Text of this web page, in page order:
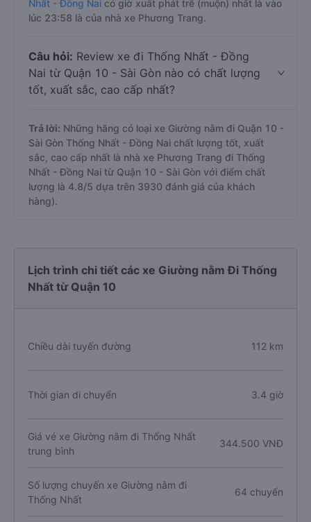
Nhất - Đồng Nai có giờ xuất phát trễ (muộn) nhất là vào
lúc 23:58 là của nhà xe Phương Trang.
Câu hỏi: Review xe đi Thống Nhất - Đồng
Nai từ Quận 10 - Sài Gòn nào có chất lượng
tốt, xuất sắc, cao cấp nhất?
Trả lời: Những hãng có loại xe Giường nằm đi Quận 10 -
Sài Gòn Thống Nhất - Đồng Nai chất lượng tốt, xuất
sắc, cao cấp nhất là nhà xe Phương Trang đi Thống
Nhất - Đồng Nai từ Quận 10 - Sài Gòn với điểm chất
lượng là 4.8/5 dựa trên 3930 đánh giá của khách
hàng).
Lịch trình chi tiết các xe Giường nằm Đi Thống
Nhất từ Quận 10
Chiều dài tuyến đường 112 km
Thời gian di chuyển 3.4 giờ
Giá vé xe Giường nằm đi Thống Nhất
trung bình
344.500 VNĐ
Số lượng chuyến xe Giường nằm đi
Thống Nhất
64 chuyến